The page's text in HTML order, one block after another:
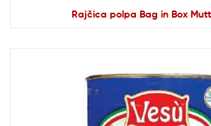
Rajčica polpa Bag in Box